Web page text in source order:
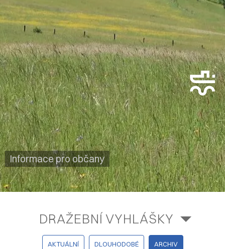
Informace pro občany
DRAŽEBNÍ VYHLÁŠKY
AKTUÁLNÍ DLOUHODOBÉ ARCHIV